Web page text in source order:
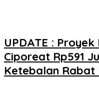
UPDATE :
Ciporeat Rp591
Ketebalan Rabat